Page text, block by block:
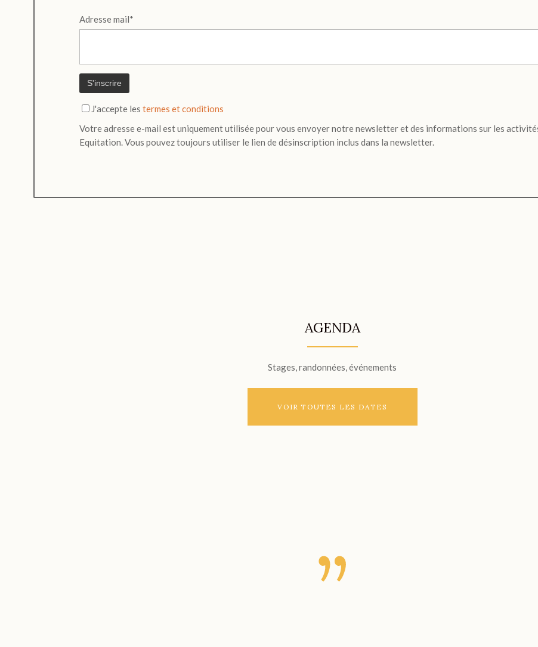
Adresse mail*
J'accepte lestermes et conditions
Votre adresse e-mail est uniquement utilisée pour vous envoyer notre newsletter et des informations sur les
Equitation. Vous pouvez toujours utiliser le lien de désinscription inclus dans la newsletter.
AGENDA
Stages, randonnées, événements
VOIR TOUTES LES DATES